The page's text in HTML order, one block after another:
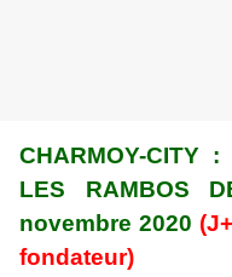
CHARMOY-CITY :
LES RAMBOS
novembre 2020
fondateur)